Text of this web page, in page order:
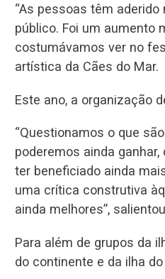
“As pessoas têm
público. Foi um aumento
costumávamos ver no
artística da Cães do Mar.
Este ano, a organização
“Questionamos o que
poderemos ainda
ter beneficiado ainda
uma crítica construtiva
ainda melhores”,
Para além de grupos da
do continente e da ilha do